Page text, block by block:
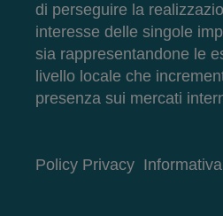
di perseguire la
interesse delle singole
sia rappresentandone le
livello locale che
presenza sui mercati
Policy Privacy